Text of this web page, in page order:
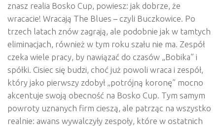
znasz realia Bosko Cup, powiesz: jak dobrze, że
wracacie! Wracają The Blues – czyli Buczkowice. Po
trzech latach znów zagrają, ale podobnie jak w tamtych
eliminacjach, również w tym roku szału nie ma. Zespół
czeka wiele pracy, by nawiązać do czasów „Bobika” i
spółki. Cisiec się budzi, choć już powoli wraca i zespół,
który jako pierwszy zdobył „potrójną koronę” mocno
akcentuje swoją obecność na Bosko Cup. Tym samym
powroty uznanych firm cieszą, ale patrząc na wszystko
realnie: awans wywalczyły zespoły, które w ostatnich